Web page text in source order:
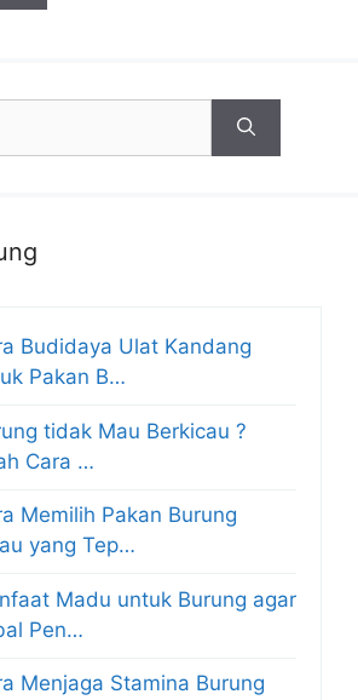
Budidaya Ulat Kandang
Pakan B…
tidak Mau Berkicau ?
Cara …
Memilih Pakan Burung
yang Tep…
Madu untuk Burung agar
Pen…
Menjaga Stamina Burung